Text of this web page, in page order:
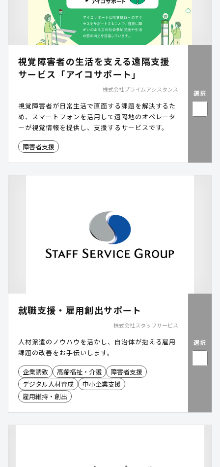
視覚障害者の生活を支える遠隔支援
サービス「アイコサポート」
株式会社プライムアシスタンス
視覚障害者が日常生活で直面する課題を解決するた
め、スマートフォンを活用して遠隔地のオペレータ
ーが視覚情報を提供し、支援するサービスです。
障害者支援
選択
就職支援・雇用創出サポート
株式会社スタッフサービス
人材派遣のノウハウを活かし、自治体が抱える雇用
課題の改善をお手伝いします。
企業誘致 高齢福祉・介護
障害者支援
デジタル人材育成
中小企業支援
雇用維持・創出
選択